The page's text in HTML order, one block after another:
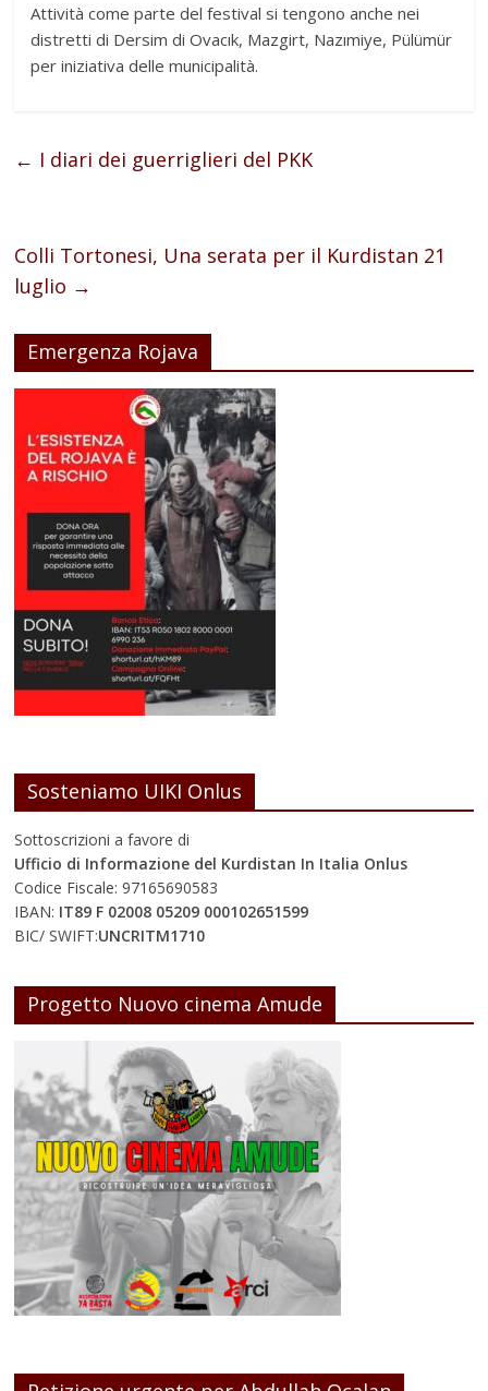
Attività come parte del festival si tengono anche nei
distretti di Dersim di Ovacık, Mazgirt, Nazımiye, Pülümür
per iniziativa delle municipalità.
← I diari dei guerriglieri del PKK
Colli Tortonesi, Una serata per il Kurdistan 21
luglio →
Emergenza Rojava
Sosteniamo UIKI Onlus
Sottoscrizioni a favore di
Ufficio di Informazione del Kurdistan In Italia Onlus
Codice Fiscale: 97165690583
IBAN: IT89 F 02008 05209 000102651599
BIC/ SWIFT:UNCRITM1710
Progetto Nuovo cinema Amude